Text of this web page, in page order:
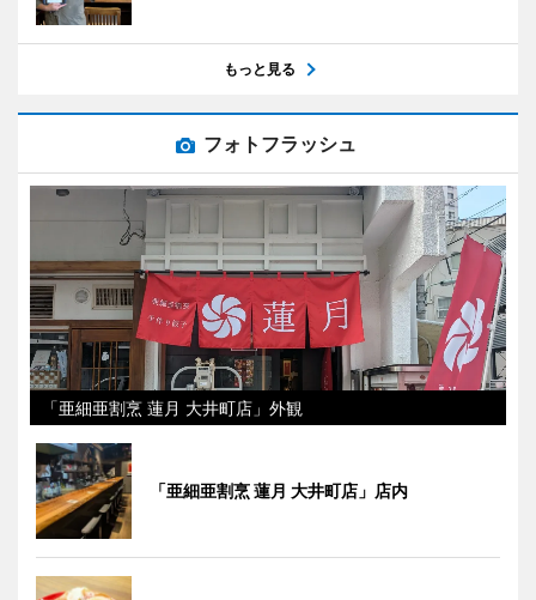
もっと見る
フォトフラッシュ
「亜細亜割烹 蓮月 大井町店」外観
「亜細亜割烹 蓮月 大井町店」店内